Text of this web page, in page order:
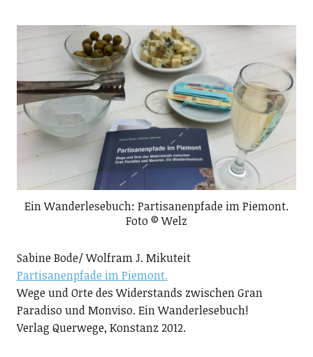
Ein Wanderlesebuch: Partisanenpfade im Piemont.
Foto © Welz
Sabine Bode/ Wolfram J. Mikuteit
Partisanenpfade im Piemont.
Wege und Orte des Widerstands zwischen Gran
Paradiso und Monviso. Ein Wanderlesebuch!
Verlag Querwege, Konstanz 2012.